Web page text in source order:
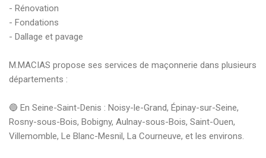
- Rénovation
- Fondations
- Dallage et pavage
M.MACIAS propose ses services de maçonnerie dans plusieurs
départements :
🔵 En Seine-Saint-Denis : Noisy-le-Grand, Épinay-sur-Seine,
Rosny-sous-Bois, Bobigny, Aulnay-sous-Bois, Saint-Ouen,
Villemomble, Le Blanc-Mesnil, La Courneuve, et les environs.